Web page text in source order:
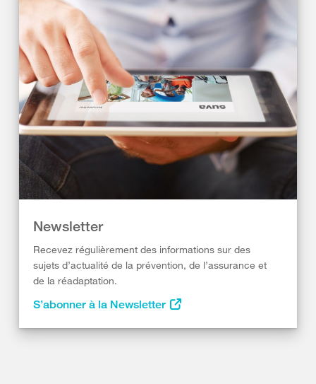
Newsletter
Recevez régulièrement des informations sur des
sujets d’actualité de la prévention, de l’assurance et
de la réadaptation.
S’abonner à la Newsletter